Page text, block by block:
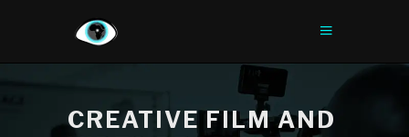
CREATIVE FILM AND